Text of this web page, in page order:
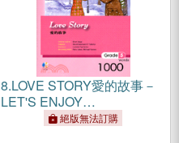
8.LOVE STORY愛的故事－
LET'S ENJOY
MASTERPIECES 1
絕版無法訂購